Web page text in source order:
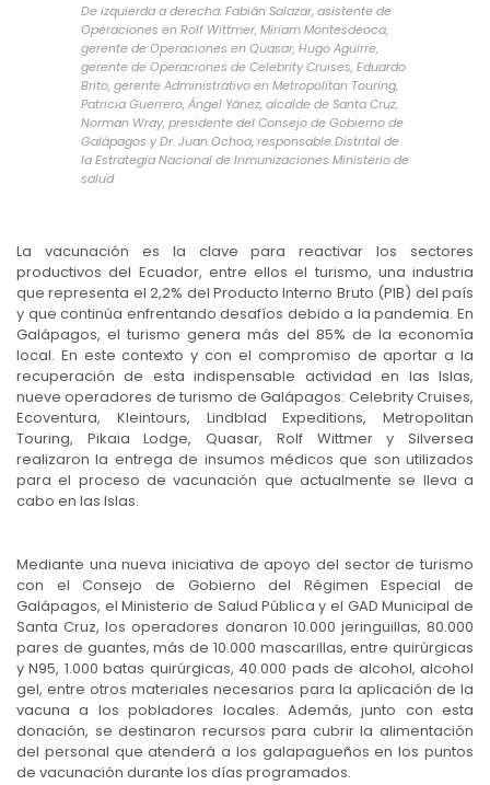
De izquierda a derecha: Fabián Salazar, asistente de
Operaciones en Rolf Wittmer, Miriam Montesdeoca,
gerente de Operaciones en Quasar, Hugo Aguirre,
gerente de Operaciones de Celebrity Cruises, Eduardo
Brito, gerente Administrativo en Metropolitan Touring,
Patricia Guerrero, Ángel Yánez, alcalde de Santa Cruz,
Norman Wray, presidente del Consejo de Gobierno de
Galápagos y Dr. Juan Ochoa, responsable Distrital de
la Estrategia Nacional de Inmunizaciones Ministerio de
salud
La vacunación es la clave para reactivar los sectores
productivos del Ecuador, entre ellos el turismo, una industria
que representa el 2,2% del Producto Interno Bruto (PIB) del país
y que continúa enfrentando desafíos debido a la pandemia. En
Galápagos, el turismo genera más del 85% de la economía
local. En este contexto y con el compromiso de aportar a la
recuperación de esta indispensable actividad en las Islas,
nueve operadores de turismo de Galápagos: Celebrity Cruises,
Ecoventura, Kleintours, Lindblad Expeditions, Metropolitan
Touring, Pikaia Lodge, Quasar, Rolf Wittmer y Silversea
realizaron la entrega de insumos médicos que son utilizados
para el proceso de vacunación que actualmente se lleva a
cabo en las Islas.
Mediante una nueva iniciativa de apoyo del sector de turismo
con el Consejo de Gobierno del Régimen Especial de
Galápagos, el Ministerio de Salud Pública y el GAD Municipal de
Santa Cruz, los operadores donaron 10.000 jeringuillas, 80.000
pares de guantes, más de 10.000 mascarillas, entre quirúrgicas
y N95, 1.000 batas quirúrgicas, 40.000 pads de alcohol, alcohol
gel, entre otros materiales necesarios para la aplicación de la
vacuna a los pobladores locales. Además, junto con esta
donación, se destinaron recursos para cubrir la alimentación
del personal que atenderá a los galapagueños en los puntos
de vacunación durante los días programados.